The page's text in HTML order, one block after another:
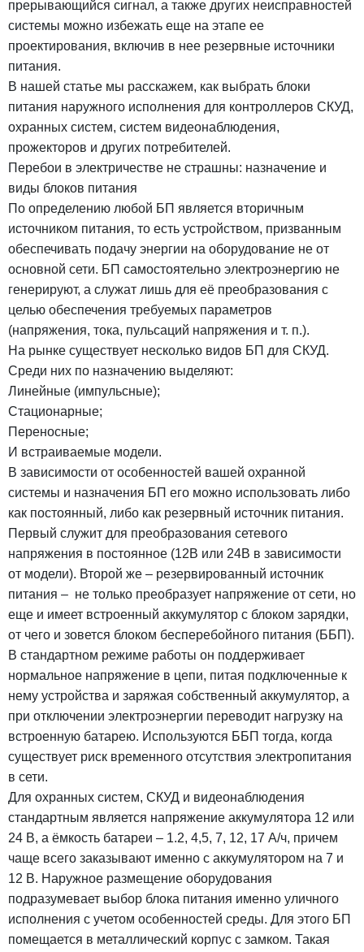
прерывающийся сигнал, а также других неисправностей
системы можно избежать еще на этапе ее
проектирования, включив в нее резервные источники
питания.
В нашей статье мы расскажем, как выбрать блоки
питания наружного исполнения для контроллеров СКУД,
охранных систем, систем видеонаблюдения,
прожекторов и других потребителей.
Перебои в электричестве не страшны: назначение и
виды блоков питания
По определению любой БП является вторичным
источником питания, то есть устройством, призванным
обеспечивать подачу энергии на оборудование не от
основной сети. БП самостоятельно электроэнергию не
генерируют, а служат лишь для её преобразования с
целью обеспечения требуемых параметров
(напряжения, тока, пульсаций напряжения и т. п.).
На рынке существует несколько видов БП для СКУД.
Среди них по назначению выделяют:
Линейные (импульсные);
Стационарные;
Переносные;
И встраиваемые модели.
В зависимости от особенностей вашей охранной
системы и назначения БП его можно использовать либо
как постоянный, либо как резервный источник питания.
Первый служит для преобразования сетевого
напряжения в постоянное (12В или 24В в зависимости
от модели). Второй же – резервированный источник
питания – не только преобразует напряжение от сети, но
еще и имеет встроенный аккумулятор с блоком зарядки,
от чего и зовется блоком бесперебойного питания (ББП).
В стандартном режиме работы он поддерживает
нормальное напряжение в цепи, питая подключенные к
нему устройства и заряжая собственный аккумулятор, а
при отключении электроэнергии переводит нагрузку на
встроенную батарею. Используются ББП тогда, когда
существует риск временного отсутствия электропитания
в сети.
Для охранных систем, СКУД и видеонаблюдения
стандартным является напряжение аккумулятора 12 или
24 В, а ёмкость батареи – 1.2, 4,5, 7, 12, 17 А/ч, причем
чаще всего заказывают именно с аккумулятором на 7 и
12 В. Наружное размещение оборудования
подразумевает выбор блока питания именно уличного
исполнения с учетом особенностей среды. Для этого БП
помещается в металлический корпус с замком. Такая